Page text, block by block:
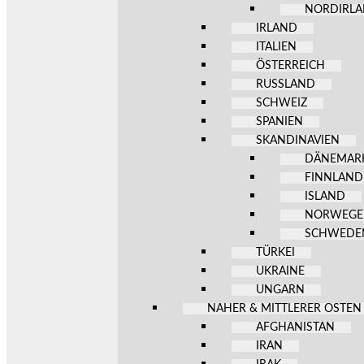
IRLAND
ITALIEN
ÖSTERREICH
RUSSLAND
SCHWEIZ
SPANIEN
SKANDINAVIEN
FINNLAND
ISLAND
TÜRKEI
UKRAINE
UNGARN
NAHER & MITTLERER OSTEN
AFGHANISTAN
IRAN